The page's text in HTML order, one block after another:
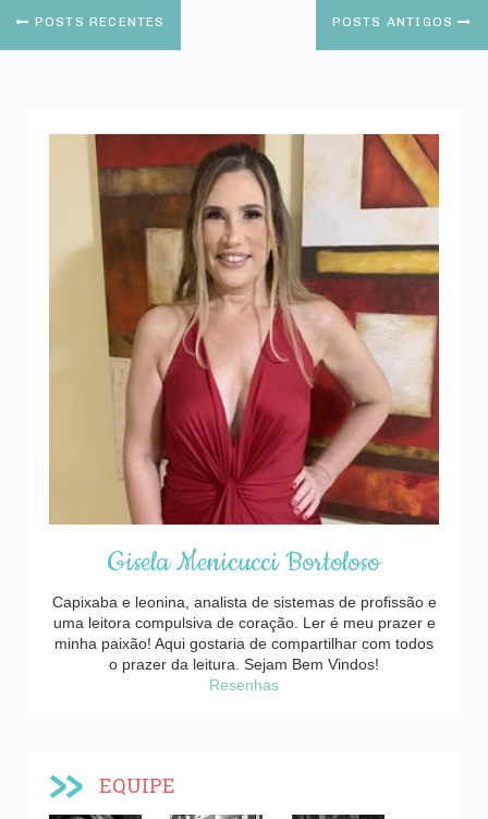
POSTS RECENTES POSTS ANTIGOS
Gisela Menicucci Bortoloso
Capixaba e leonina, analista de sistemas de profissão e
uma leitora compulsiva de coração. Ler é meu prazer e
minha paixão! Aqui gostaria de compartilhar com todos
o prazer da leitura. Sejam Bem Vindos!
Resenhas
EQUIPE